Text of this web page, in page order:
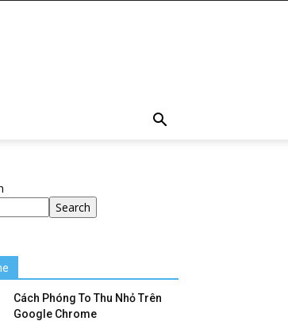
Search
Cách Phóng To Thu Nhỏ Trên
Google Chrome